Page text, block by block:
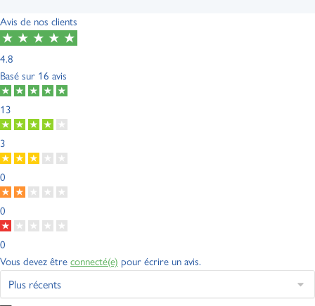
Avis de nos clients
4.8
Basé sur 16 avis
13
3
0
0
0
Vous devez être connecté(e) pour écrire un avis.